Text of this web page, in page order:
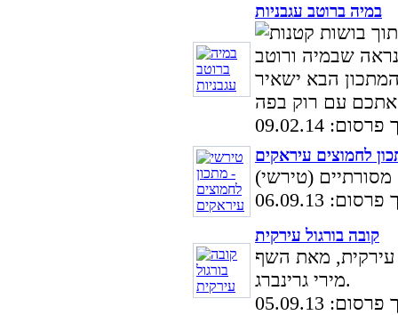
במיה ברוטב עגבניות
שבמיה ורוטב
הבא ישאיר
09.02.14
לחמוצים עיראקים
06.09.13
קובה בורגול עירקית
עירקית, מאת השף
מירי גרינברג.
05.09.13